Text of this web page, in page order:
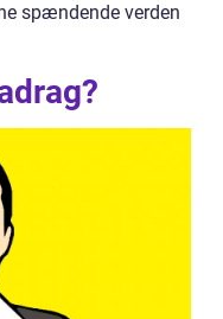
spændende verden